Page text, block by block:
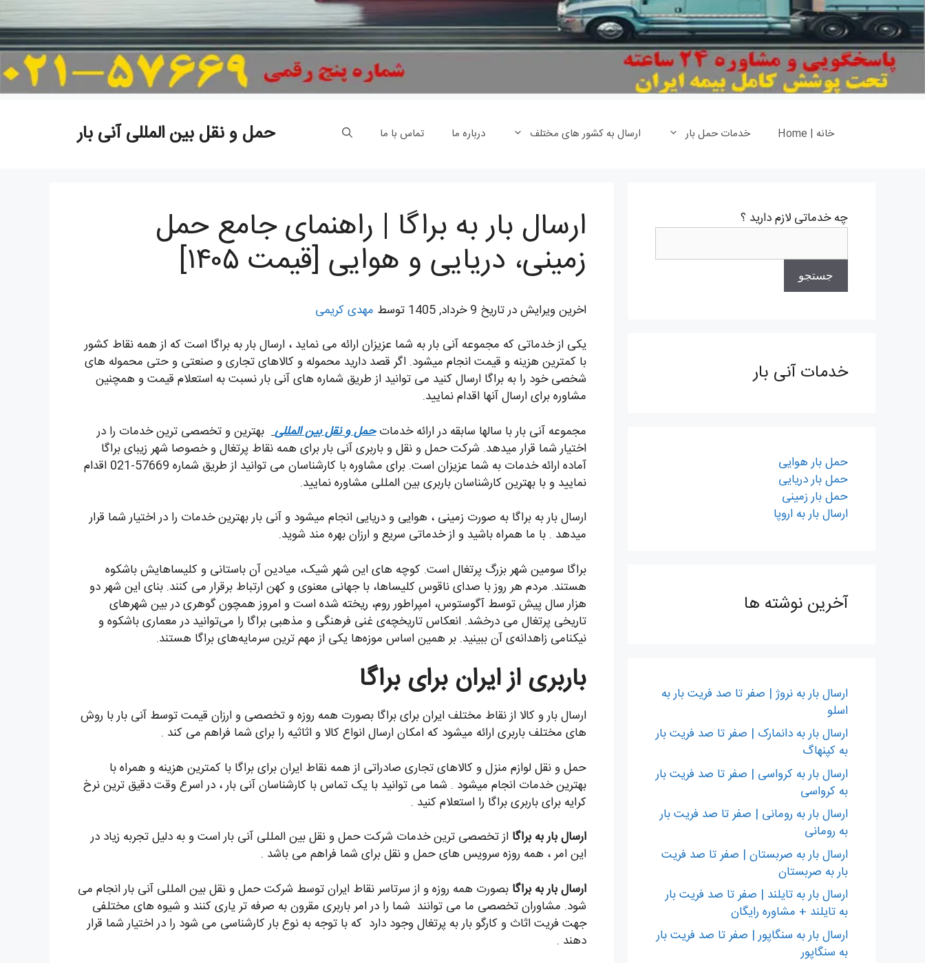
حمل و نقل بین المللی آنی بار خانه | Home خدمات حمل بار ارسال به کشور های مختلف درباره ما تماس با ما
ارسال بار به براگا | راهنمای جامع حمل
زمینی، دریایی و هوایی [قیمت ۱۴۰۵]
اخرین ویرایش در تاریخ 9 خرداد, 1405 توسط
مهدی کریمی
یکی از خدماتی که مجموعه آنی بار به شما عزیزان ارائه می نماید ، ارسال بار به براگا است که از همه نقاط کشور
با کمترین هزینه و قیمت انجام میشود. اگر قصد دارید محموله و کالاهای تجاری و صنعتی و حتی محموله های
شخصی خود را به براگا ارسال کنید می توانید از طریق شماره های آنی بار نسبت به استعلام قیمت و همچنین
مشاوره برای ارسال آنها اقدام نمایید.
مجموعه آنی بار با سالها سابقه در ارائه خدماتحمل و نقل بین المللی بهترین و تخصصی ترین خدمات را در
اختیار شما قرار میدهد. شرکت حمل و نقل و باربری آنی بار برای همه نقاط پرتغال و خصوصا شهر زیبای براگا
آماده ارائه خدمات به شما عزیزان است. برای مشاوره با کارشناسان می توانید از طریق شماره 57669-021 اقدام
نمایید و با بهترین کارشناسان باربری بین المللی مشاوره نمایید.
ارسال بار به براگا به صورت زمینی ، هوایی و دریایی انجام میشود و آنی بار بهترین خدمات را در اختیار شما قرار
میدهد . با ما همراه باشید و از خدماتی سریع و ارزان بهره مند شوید.
براگا سومین شهر بزرگ پرتغال است. کوچه های این شهر شیک، میادین‌ آن باستانی و کلیساهایش باشکوه
هستند. مردم هر روز با صدای ناقوس‌ کلیساها، با جهانی معنوی و کهن ارتباط برقرار می کنند. بنای این شهر دو
هزار سال پیش توسط آگوستوس، امپراطور روم، ریخته شده است و امروز همچون گوهری در بین شهرهای
تاریخی پرتغال می درخشد. انعکاس تاریخچه‌ی غنی فرهنگی و مذهبی براگا را می‌توانید در معماری‌ باشکوه و
نیکنامی زاهدانه‌ی آن ببینید. بر همین اساس موزه‌ها یکی از مهم ترین سرمایه‌های براگا هستند.
باربری از ایران برای براگا
ارسال بار و کالا از نقاط مختلف ایران برای براگا بصورت همه روزه و تخصصی و ارزان قیمت توسط آنی بار با روش
های مختلف باربری ارائه میشود که امکان ارسال انواع کالا و اثاثیه را برای شما فراهم می کند .
حمل و نقل لوازم منزل و کالاهای تجاری صادراتی از همه نقاط ایران برای براگا با کمترین هزینه و همراه با
بهترین خدمات انجام میشود . شما می توانید با یک تماس با کارشناسان آنی بار ، در اسرع وقت دقیق ترین نرخ
کرایه برای باربری براگا را استعلام کنید .
ارسال بار به براگا از تخصصی ترین خدمات شرکت حمل و نقل بین المللی آنی بار است و به دلیل تجربه زیاد در
این امر ، همه روزه سرویس های حمل و نقل برای شما فراهم می باشد .
ارسال بار به براگا بصورت همه روزه و از سرتاسر نقاط ایران توسط شرکت حمل و نقل بین المللی آنی بار انجام می
شود. مشاوران تخصصی ما می توانند شما را در امر باربری مقرون به صرفه تر یاری کنند و شیوه های مختلفی
جهت فریت اثاث و کارگو بار به پرتغال وجود دارد که با توجه به نوع بار کارشناسی می شود را در اختیار شما قرار
دهند .
چه خدماتی لازم دارید ؟
جستجو
خدمات آنی بار
حمل بار هوایی
حمل بار دریایی
حمل بار زمینی
ارسال بار به اروپا
آخرین نوشته ها
ارسال بار به نروژ | صفر تا صد فریت بار به
اسلو
ارسال بار به دانمارک | صفر تا صد فریت بار
به کپنهاگ
ارسال بار به کرواسی | صفر تا صد فریت بار
به کرواسی
ارسال بار به رومانی | صفر تا صد فریت بار
به رومانی
ارسال بار به صربستان | صفر تا صد فریت
بار به صربستان
ارسال بار به تایلند | صفر تا صد فریت بار
به تایلند + مشاوره رایگان
ارسال بار به سنگاپور | صفر تا صد فریت بار
به سنگاپور